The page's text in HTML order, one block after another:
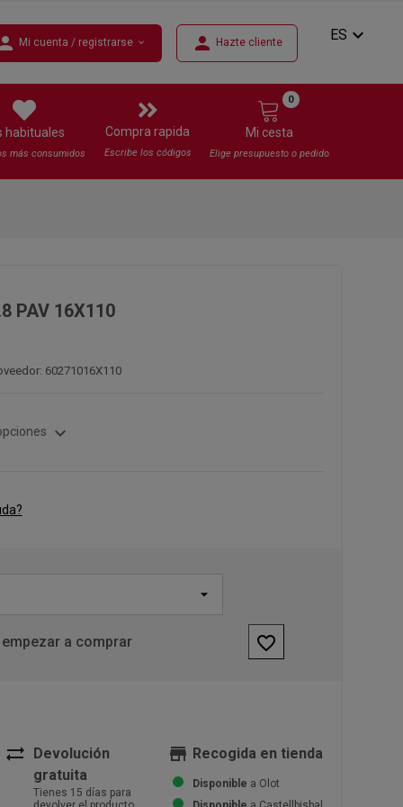
Mi cuenta / registrarse expand_more person Hazte cliente ES expand_more
habituales
más consumidos
Compra rapida
Escribe los códigos
Mi cesta
0
Elige presupuesto o pedido
PAV 16X110
60271016X110
expand_more
a comprar favorite_border
sync_alt
Devolución
gratuita
Tienes 15 días para
store Recogida en tienda
Disponible a Olot